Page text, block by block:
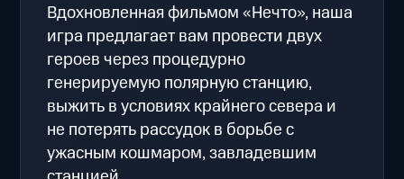
Вдохновленная фильмом «Нечто», наша
игра предлагает вам провести двух
героев через процедурно
генерируемую полярную станцию,
выжить в условиях крайнего севера и
не потерять рассудок в борьбе с
ужасным кошмаром, завладевшим